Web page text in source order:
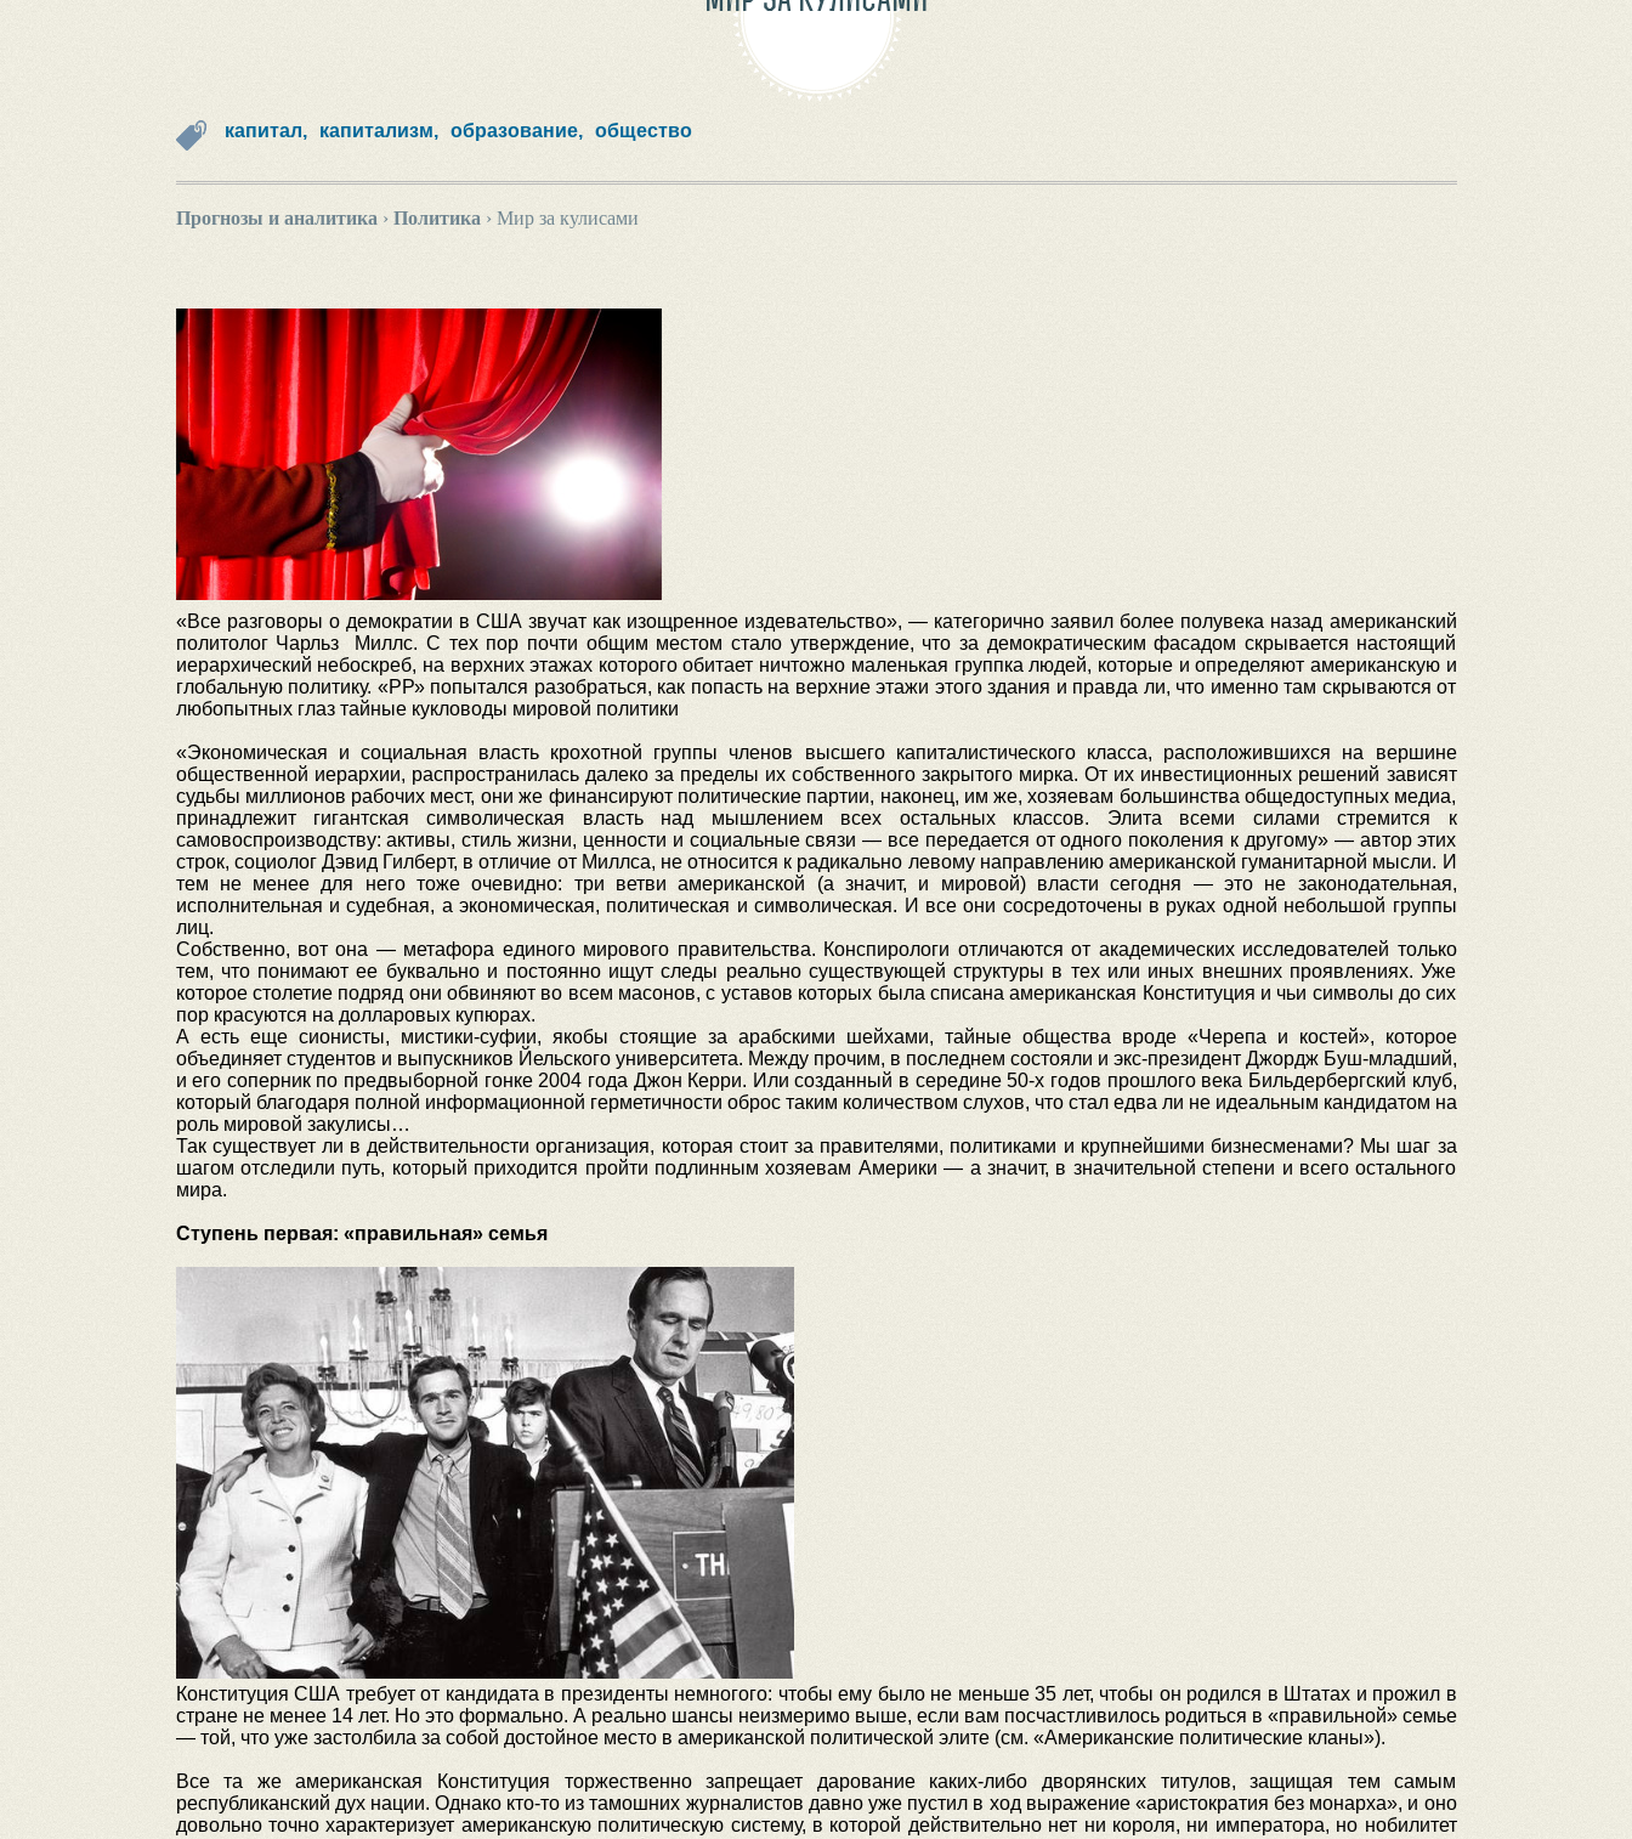
капитал, капитализм, образование, общество
Прогнозы и аналитика › Политика › Мир за кулисами
«Все разговоры о демократии в США звучат как изощренное издевательство», — категорично заявил более полувека назад американский
политолог Чарльз Миллс. С тех пор почти общим местом стало утверждение, что за демократическим фасадом скрывается настоящий
иерархический небоскреб, на верхних этажах которого обитает ничтожно маленькая группка людей, которые и определяют американскую и
глобальную политику. «РР» попытался разобраться, как попасть на верхние этажи этого здания и правда ли, что именно там скрываются от
любопытных глаз тайные кукловоды мировой политики
«Экономическая и социальная власть крохотной группы членов высшего капиталистического класса, расположившихся на вершине
общественной иерархии, распространилась далеко за пределы их собственного закрытого мирка. От их инвестиционных решений зависят
судьбы миллионов рабочих мест, они же финансируют политические партии, наконец, им же, хозяевам большинства общедоступных медиа,
принадлежит гигантская символическая власть над мышлением всех остальных классов. Элита всеми силами стремится к
самовоспроизводству: активы, стиль жизни, ценности и социальные связи — все передается от одного поколения к другому» — автор этих
строк, социолог Дэвид Гилберт, в отличие от Миллса, не относится к радикально левому направлению американской гуманитарной мысли. И
тем не менее для него тоже очевидно: три ветви американской (а значит, и мировой) власти сегодня — это не законодательная,
исполнительная и судебная, а экономическая, политическая и символическая. И все они сосредоточены в руках одной небольшой группы
лиц.
Собственно, вот она — метафора единого мирового правительства. Конспирологи отличаются от академических исследователей только
тем, что понимают ее буквально и постоянно ищут следы реально существующей структуры в тех или иных внешних проявлениях. Уже
которое столетие подряд они обвиняют во всем масонов, с уставов которых была списана американская Конституция и чьи символы до сих
пор красуются на долларовых купюрах.
А есть еще сионисты, мистики-суфии, якобы стоящие за арабскими шейхами, тайные общества вроде «Черепа и костей», которое
объединяет студентов и выпускников Йельского университета. Между прочим, в последнем состояли и экс-президент Джордж Буш-младший,
и его соперник по предвыборной гонке 2004 года Джон Керри. Или созданный в середине 50-х годов прошлого века Бильдербергский клуб,
который благодаря полной информационной герметичности оброс таким количеством слухов, что стал едва ли не идеальным кандидатом на
роль мировой закулисы…
Так существует ли в действительности организация, которая стоит за правителями, политиками и крупнейшими бизнесменами? Мы шаг за
шагом отследили путь, который приходится пройти подлинным хозяевам Америки — а значит, в значительной степени и всего остального
мира.
Ступень первая: «правильная» семья
Конституция США требует от кандидата в президенты немногого: чтобы ему было не меньше 35 лет, чтобы он родился в Штатах и прожил в
стране не менее 14 лет. Но это формально. А реально шансы неизмеримо выше, если вам посчастливилось родиться в «правильной» семье
— той, что уже застолбила за собой достойное место в американской политической элите (см. «Американские политические кланы»).
Все та же американская Конституция торжественно запрещает дарование каких-либо дворянских титулов, защищая тем самым
республиканский дух нации. Однако кто-то из тамошних журналистов давно уже пустил в ход выражение «аристократия без монарха», и оно
довольно точно характеризует американскую политическую систему, в которой действительно нет ни короля, ни императора, но нобилитет